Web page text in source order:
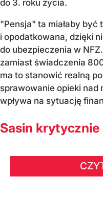
do 3. roku życia.
"Pensja" ta miałaby być
i opodatkowana, dzięki
do ubezpieczenia w
zamiast świadczenia
ma to stanowić realną
sprawowanie opieki nad
wpływa na sytuację
Sasin krytycznie